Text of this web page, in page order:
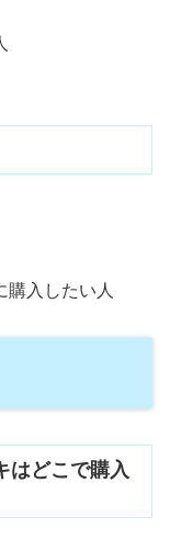
購入したい人
はどこで購入